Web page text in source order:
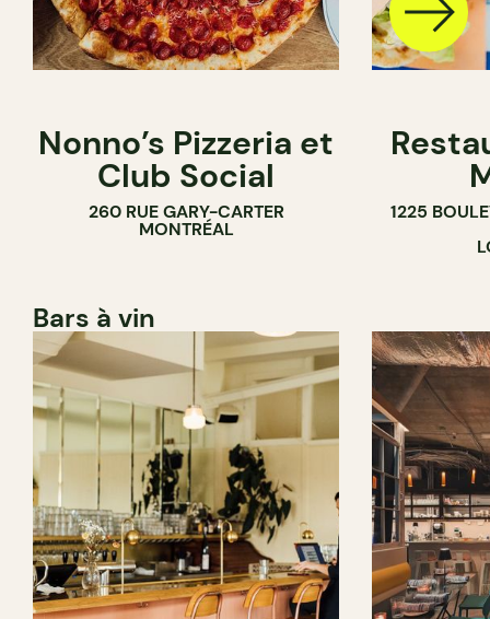
Nonno’s Pizzeria et
Club Social
260 RUE GARY-CARTER
MONTRÉAL
1225
Bars à vin